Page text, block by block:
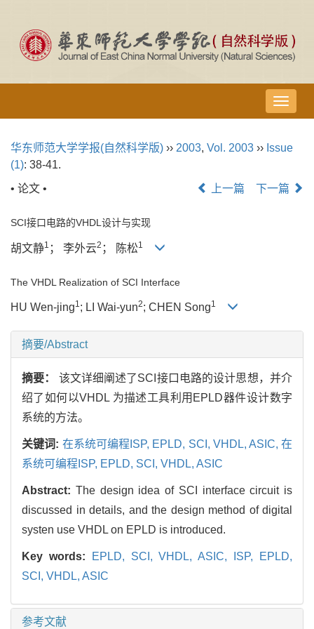
导
航
换
华东师范大学学报(自然科学版) ›› 2003, Vol. 2003 ›› Issue
(1): 38-41.
• 论文 •
上一篇 下一篇
SCI接口电路的VHDL设计与实现
胡文静1 ； 李外云2 ； 陈松1
The VHDL Realization of SCI Interface
HU Wen-jing1; LI Wai-yun2; CHEN Song1
摘要/Abstract
摘要： 该文详细阐述了SCI接口电路的设计思想，并介
绍了如何以VHDL 为描述工具利用EPLD器件设计数字
系统的方法。
关键词: 在系统可编程ISP, EPLD, SCI, VHDL, ASIC,在
系统可编程ISP, EPLD, SCI, VHDL, ASIC
Abstract: The design idea of SCI interface circuit is
discussed in details, and the design method of digital
systen use VHDL on EPLD is introduced.
Key words: EPLD, SCI,VHDL,ASIC, ISP,
EPLD,
SCI, VHDL, ASIC
参考文献